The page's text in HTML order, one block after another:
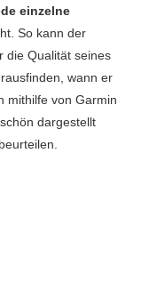
einzelne
So kann der
die Qualität seines
wann er
mithilfe von Garmin
dargestellt